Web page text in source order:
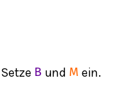
Setze B und M ein.